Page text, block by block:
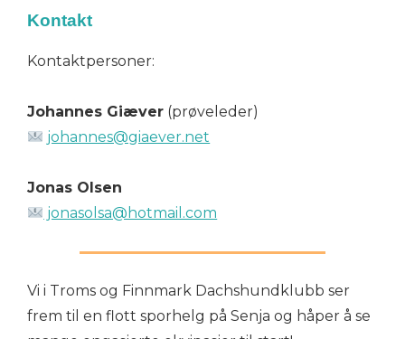
Kontakt
Kontaktpersoner:
Johannes Giæver (prøveleder)
johannes@giaever.net
Jonas Olsen
jonasolsa@hotmail.com
Vi i Troms og Finnmark Dachshundklubb ser
frem til en flott sporhelg på Senja og håper å se